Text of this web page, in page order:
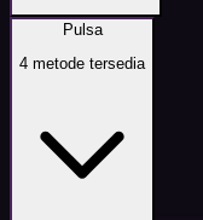
Pulsa
4 metode tersedia